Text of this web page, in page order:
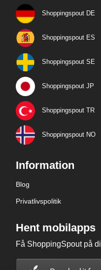
Shoppingspout DE
Shoppingspout ES
Shoppingspout SE
Shoppingspout JP
Shoppingspout TR
Shoppingspout NO
Information
Blog
Privatlivspolitik
Hent mobilapps
Få ShoppingSpout på